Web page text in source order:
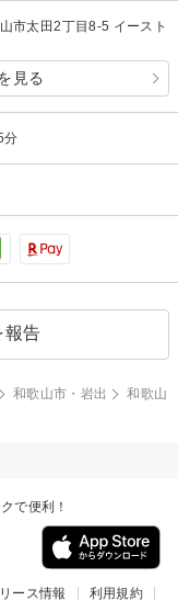
市太田2丁目8-5 イースト
見る
分
報告
和歌山市・岩出
和歌山
で便利！
ース情報
利用規約